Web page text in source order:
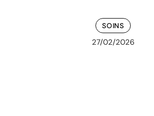
SOINS
27/02/2026